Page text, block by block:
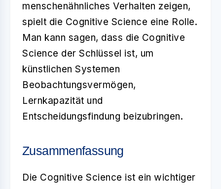
menschenähnliches Verhalten zeigen,
spielt die Cognitive Science eine Rolle.
Man kann sagen, dass die Cognitive
Science der Schlüssel ist, um
künstlichen Systemen
Beobachtungsvermögen,
Lernkapazität und
Entscheidungsfindung beizubringen.
Zusammenfassung
Die Cognitive Science ist ein wichtiger